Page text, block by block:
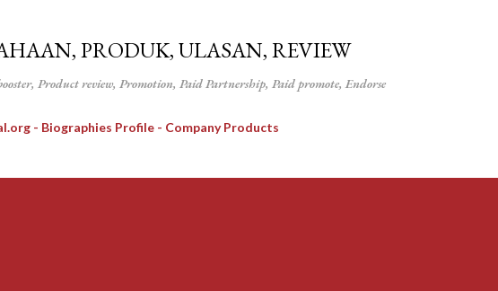
PRODUK, ULASAN, REVIEW
Product review, Promotion, Paid Partnership, Paid promote, Endorse
- Biographies Profile - Company Products